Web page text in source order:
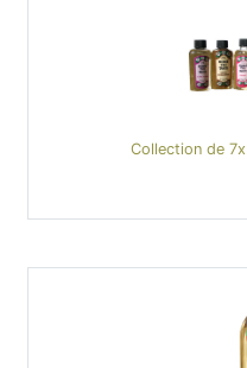
Collection de